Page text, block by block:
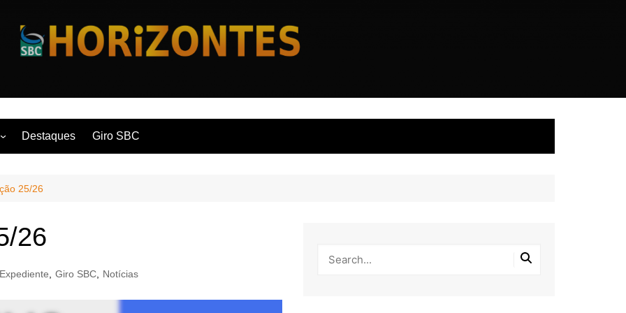
Horizontes
Destaques Giro SBC
25/26
26
Expediente Giro SBC Notícias